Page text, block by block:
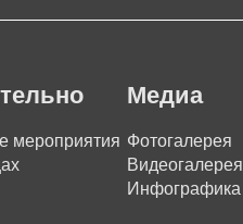
мероприятия
Медиа
Фотогалерея
Видеогалерея
Инфографика